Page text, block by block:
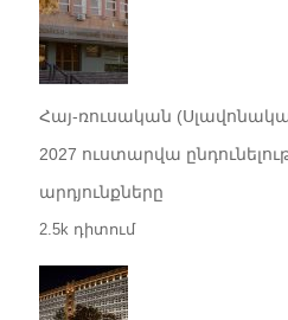
Հայ-ռուսական
2027 ուստարվա
արդյունքները
2.5k դիտում